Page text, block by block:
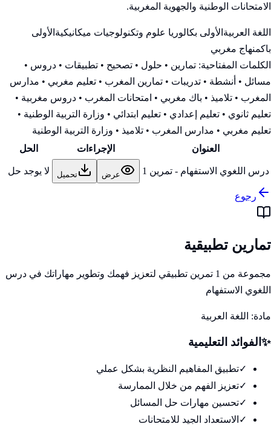
الامتحانات الوطنية والجهوية المغربية.
اللغة العربية الأولى بكالوريا علوم وتكنولوجيات ميكانيكية الأولى
باكمنهاج مغربي
الكلمات المفتاحية: تمارين • حلول • تصحيح • تطبيقات • دروس •
مسائل • أنشطة • تدريبات • تمارين المغرب • تعليم مغربي • مدارس
المغرب • تلاميذ • باك مغربي • امتحانات المغرب • دروس مغربية •
تعليم ثانوي • تعليم إعدادي • تعليم ابتدائي • وزارة التربية الوطنية •
تعليم مغربي • مدارس المغرب • تلاميذ • وزارة التربية الوطنية
العنوان
الإجراءات الحل
درس اللغوي الاستفهام - تمرين 1 عرض تحميل لا يوجد حل
رجوع
تمارين تطبيقية
مجموعة من 1 تمرين تطبيقي لتعزيز فهمك وتطوير مهاراتك في درس
اللغوي الاستفهام
مادة: اللغة العربية
✨ الفوائد التعليمية
✓تطبيق المفاهيم النظرية بشكل عملي
✓تعزيز الفهم من خلال الممارسة
✓تحسين مهارات حل المسائل
✓ الاستعداد الجيد للامتحانات